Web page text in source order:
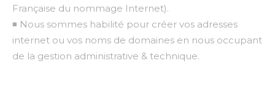
Française du nommage Internet).
◾ Nous sommes habilité pour créer vos adresses
internet ou vos noms de domaines en nous occupant
de la gestion administrative & technique.